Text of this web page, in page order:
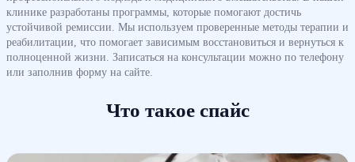
клинике разработаны программы, которые помогают достичь
устойчивой ремиссии. Мы используем проверенные методы терапии и
реабилитации, что помогает зависимым восстановиться и вернуться к
полноценной жизни. Записаться на консультации можно по телефону
или заполнив форму на сайте.
Что такое спайс